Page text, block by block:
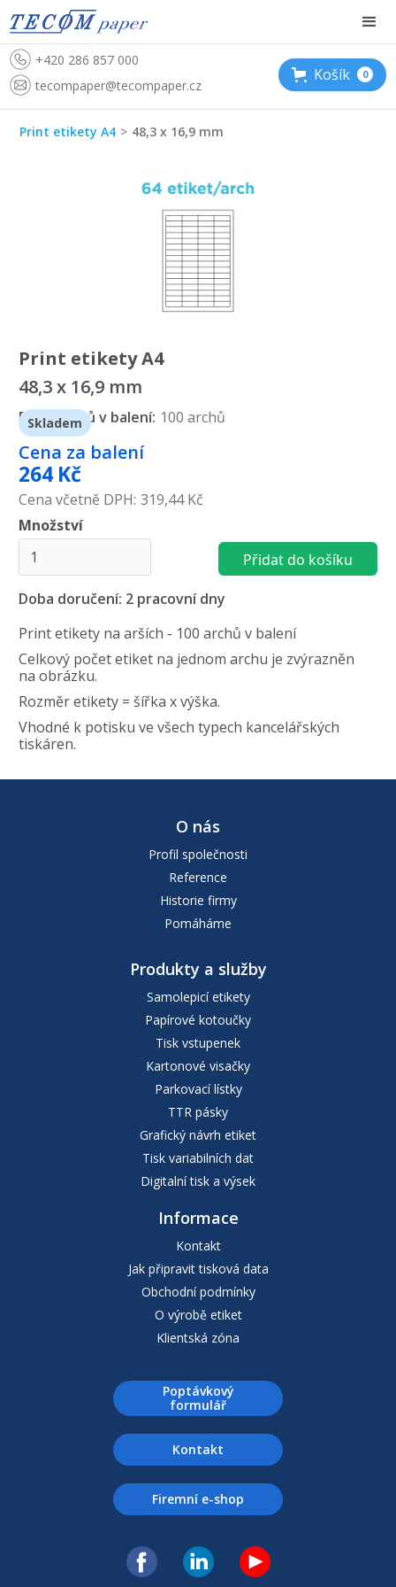
+420 286 857 000
tecompaper@tecompaper.cz
Košík 0
Print etikety A4 > 48,3 x 16,9 mm
Print etikety A4
48,3 x 16,9 mm
Skladem
Počet kusů v balení: 100 archů
Cena za balení
264 Kč
Cena včetně DPH: 319,44 Kč
Množství
Doba doručení: 2 pracovní dny
Print etikety na arších - 100 archů v balení
Celkový počet etiket na jednom archu je zvýrazněn
na obrázku.
Rozměr etikety = šířka x výška.
Vhodné k potisku ve všech typech kancelářských
tiskáren.
O nás
Profil společnosti
Reference
Historie firmy
Pomáháme
Produkty a služby
Samolepicí etikety
Papírové kotoučky
Tisk vstupenek
Kartonové visačky
Parkovací lístky
TTR pásky
Grafický návrh etiket
Tisk variabilních dat
Digitalní tisk a výsek
Informace
Kontakt
Jak připravit tisková data
Obchodní podmínky
O výrobě etiket
Klientská zóna
Poptávkový
formulář
Kontakt
Firemní e-shop